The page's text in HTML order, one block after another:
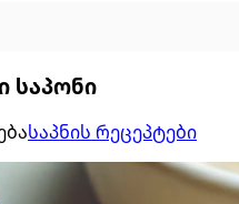
საპონი
საპნის რეცეპტები